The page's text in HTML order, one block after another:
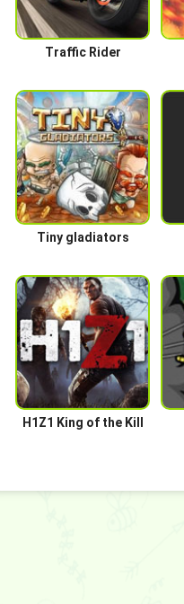
Traffic Rider
Tiny gladiators
H1Z1 King of the Kill